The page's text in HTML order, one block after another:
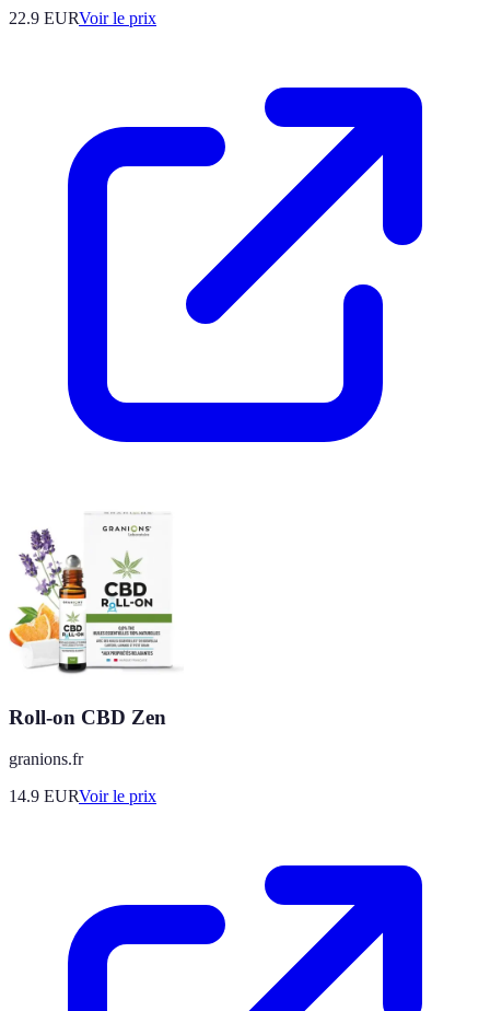
22.9 EURVoir le prix
Roll-on CBD Zen
granions.fr
14.9 EURVoir le prix